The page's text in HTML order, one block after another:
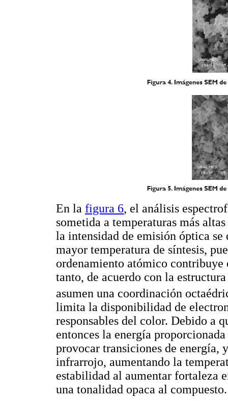
En la figura 6, el análisis
sometida a temperaturas más
la intensidad de emisión óptica se
mayor temperatura de síntesis,
ordenamiento atómico
tanto, de acuerdo con la
asumen una coordinación
limita la disponibilidad de
responsables del color. Debido a
entonces la energía
provocar transiciones de energía,
infrarrojo, aumentando la
estabilidad al aumentar fortaleza
una tonalidad opaca al compuesto.